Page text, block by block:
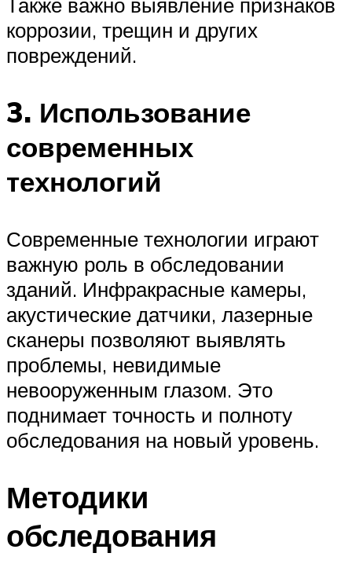
коррозии, трещин и других
повреждений.
3. Использование
современных
технологий
Современные технологии играют
важную роль в обследовании
зданий. Инфракрасные камеры,
акустические датчики, лазерные
сканеры позволяют выявлять
проблемы, невидимые
невооруженным глазом. Это
поднимает точность и полноту
обследования на новый уровень.
Методики
обследования